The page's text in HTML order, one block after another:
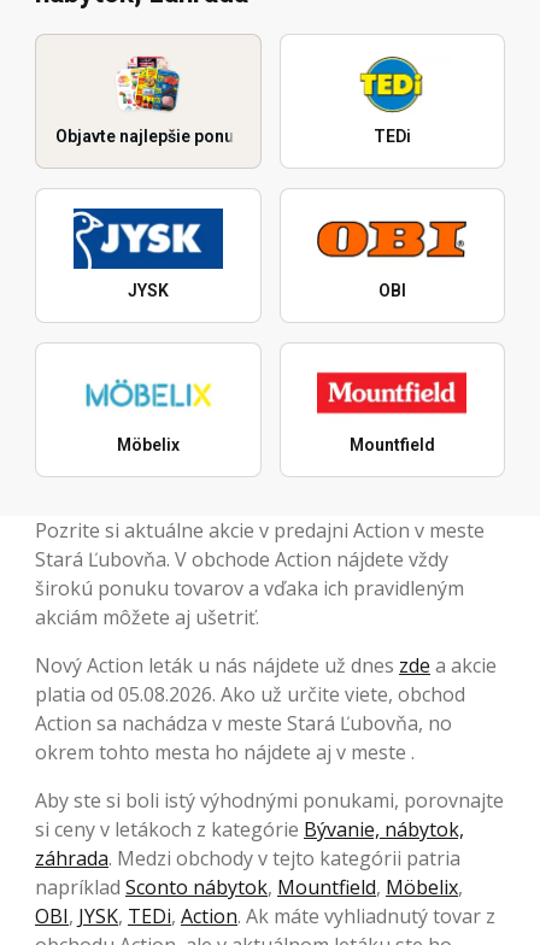
Objavte najlepšie ponuky TEDi
JYSK OBI
Möbelix Mountfield
Pozrite si aktuálne akcie v predajni Action v meste
Stará Ľubovňa. V obchode Action nájdete vždy
širokú ponuku tovarov a vďaka ich pravidleným
akciám môžete aj ušetriť.
Nový Action leták u nás nájdete už dnes zde a akcie
platia od 05.08.2026. Ako už určite viete, obchod
Action sa nachádza v meste Stará Ľubovňa, no
okrem tohto mesta ho nájdete aj v meste .
Aby ste si boli istý výhodnými ponukami, porovnajte
si ceny v letákoch z kategórie Bývanie, nábytok,
záhrada. Medzi obchody v tejto kategórii patria
napríklad Sconto nábytok, Mountfield, Möbelix,
OBI, JYSK, TEDi, Action. Ak máte vyhliadnutý tovar z